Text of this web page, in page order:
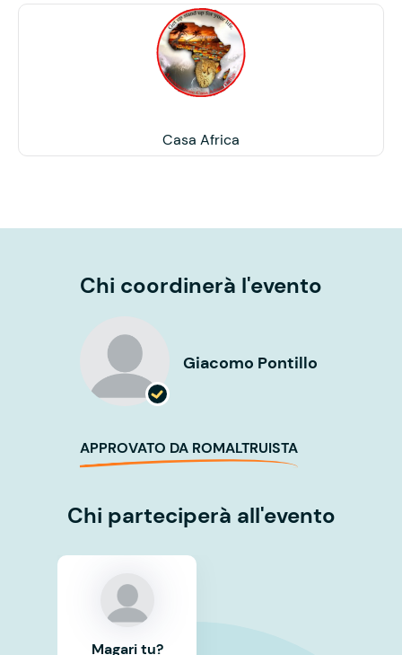
Casa Africa
Chi coordinerà l'evento
Giacomo Pontillo
APPROVATO DA ROMALTRUISTA
Chi parteciperà all'evento
Magari tu?